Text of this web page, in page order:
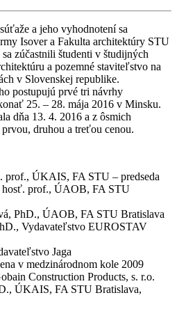
a jeho vyhodnotení sa
Isover a Fakulta architektúry STU
zúčastnili študenti v študijných
a pozemné staviteľstvo na
v Slovenskej republike.
postupujú prvé tri návrhy
25. – 28. mája 2016 v Minsku.
dňa 13. 4. 2016 a z ôsmich
druhou a treťou cenou.
prof., ÚKAIS, FA STU – predseda
prof., ÚAOB, FA STU
PhD., ÚAOB, FA STU Bratislava
Vydavateľstvo EUROSTAV
Jaga
v medzinárodnom kole 2009
Construction Products, s. r.o.
ÚKAIS, FA STU Bratislava,